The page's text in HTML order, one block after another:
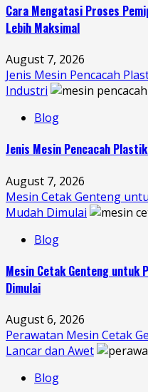
Cara Mengatasi Proses
Lebih Maksimal
August 7, 2026
Jenis Mesin Pencacah
Industri
Blog
Jenis Mesin Pencacah
August 7, 2026
Mesin Cetak Genteng
Mudah Dimulai
Blog
Mesin Cetak Genteng untuk
Dimulai
August 6, 2026
Perawatan Mesin Cetak
Lancar dan Awet
Blog